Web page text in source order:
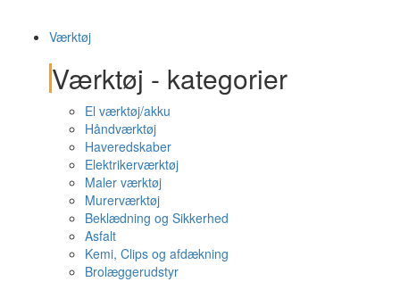
Værktøj
Værktøj - kategorier
El værktøj/akku
Håndværktøj
Haveredskaber
Elektrikerværktøj
Maler værktøj
Murerværktøj
Beklædning og Sikkerhed
Asfalt
Kemi, Clips og afdækning
Brolæggerudstyr